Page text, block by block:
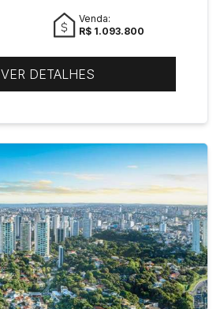
Venda:
R$ 1.093.800
VER DETALHES